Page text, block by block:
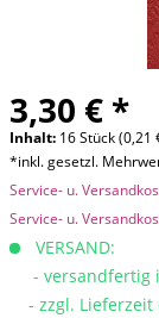
3,30 € *
Inhalt: 16 Stück (0,21
*inkl. gesetzl.
Service- u.
Service- u.
VERSAND:
- versandfertig
- zzgl. Lieferzeit